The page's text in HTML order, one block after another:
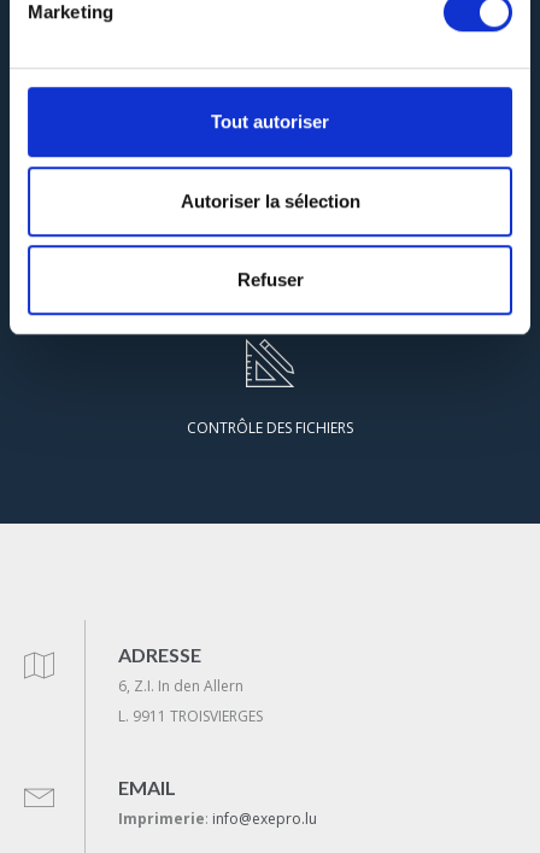
Marketing
Tout autoriser
Autoriser la sélection
Refuser
SERVICE LIVRAISON
GARANTIE QUALITÉ
CONTRÔLE DES FICHIERS
ADRESSE
6, Z.I. In den Allern
L. 9911 TROISVIERGES
EMAIL
Imprimerie: info@exepro.lu